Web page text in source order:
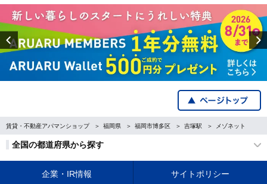
Previous
賃貸・不動産アパマンショップ 福岡県 福岡市博多区 吉塚駅 メゾネット
全国の都道府県から探す
企業・IR情報 サイトポリシー